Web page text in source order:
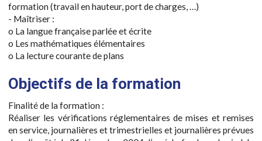
formation (travail en hauteur, port de charges, …)
- Maîtriser :
o La langue française parlée et écrite
o Les mathématiques élémentaires
o La lecture courante de plans
Objectifs de la formation
Finalité de la formation :
Réaliser les vérifications réglementaires de mises et remises
en service, journalières et trimestrielles et journalières prévues